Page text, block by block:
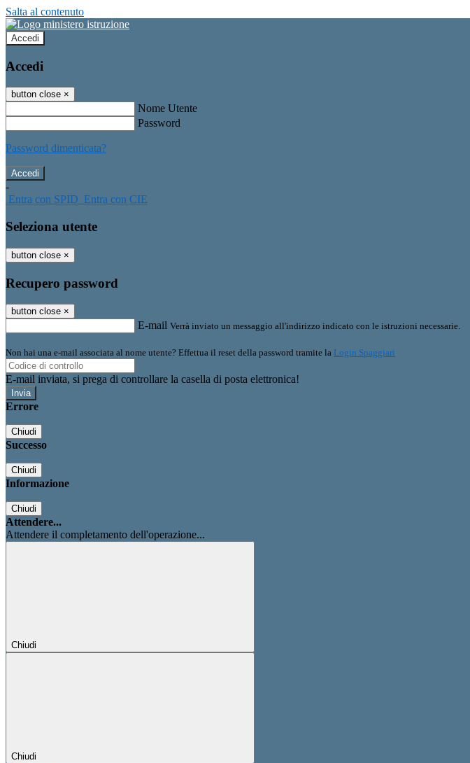
Salta al contenuto
Accedi
Accedi
button close ×
Nome Utente
Password
Password dimenticata?
-
Entra con SPID Entra con CIE
Seleziona utente
button close ×
Recupero password
button close ×
E-mail Verrà inviato un messaggio all'indirizzo indicato con le istruzioni necessarie.
Non hai una e-mail associata al nome utente? Effettua il reset della password tramite la Login Spaggiari
E-mail inviata, si prega di controllare la casella di posta elettronica!
Errore
Chiudi
Successo
Chiudi
Informazione
Chiudi
Attendere...
Attendere il completamento dell'operazione...
Chiudi
Chiudi